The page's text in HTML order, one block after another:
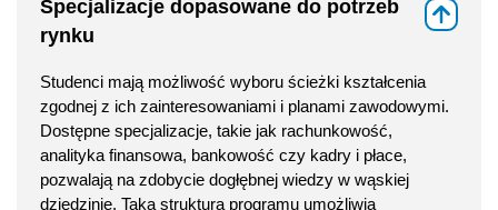
Specjalizacje dopasowane do potrzeb
rynku
Studenci mają możliwość wyboru ścieżki kształcenia
zgodnej z ich zainteresowaniami i planami zawodowymi.
Dostępne specjalizacje, takie jak rachunkowość,
analityka finansowa, bankowość czy kadry i płace,
pozwalają na zdobycie dogłębnej wiedzy w wąskiej
dziedzinie. Taka struktura programu umożliwia